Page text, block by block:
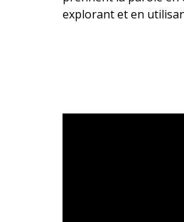
explorant et en